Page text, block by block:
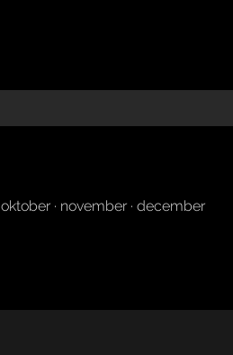
oktober · november · december